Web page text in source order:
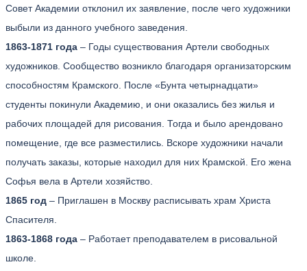
Совет Академии отклонил их заявление, после чего художники
выбыли из данного учебного заведения.
1863-1871 года – Годы существования Артели свободных
художников. Сообщество возникло благодаря организаторским
способностям Крамского. После «Бунта четырнадцати»
студенты покинули Академию, и они оказались без жилья и
рабочих площадей для рисования. Тогда и было арендовано
помещение, где все разместились. Вскоре художники начали
получать заказы, которые находил для них Крамской. Его жена
Софья вела в Артели хозяйство.
1865 год – Приглашен в Москву расписывать храм Христа
Спасителя.
1863-1868 года – Работает преподавателем в рисовальной
школе.